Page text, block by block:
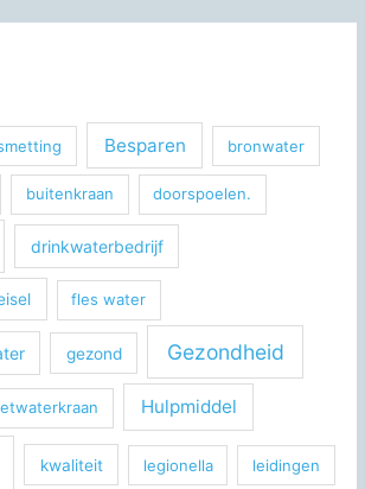
Besparen bronwater
buitenkraan doorspoelen.
drinkwaterbedrijf
fles water
gezond Gezondheid
Hulpmiddel
kwaliteit legionella leidingen